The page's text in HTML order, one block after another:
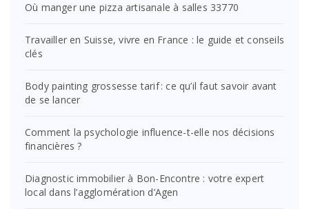
Où manger une pizza artisanale à salles 33770
Travailler en Suisse, vivre en France : le guide et conseils
clés
Body painting grossesse tarif : ce qu’il faut savoir avant
de se lancer
Comment la psychologie influence-t-elle nos décisions
financières ?
Diagnostic immobilier à Bon-Encontre : votre expert
local dans l’agglomération d’Agen